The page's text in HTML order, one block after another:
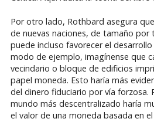
Por otro lado, Rothbard asegura
de nuevas naciones, de tamaño
puede incluso favorecer el
modo de ejemplo, imagínense que
vecindario o bloque de edificios
papel moneda. Esto haría más
del dinero fiduciario por vía forzosa.
mundo más descentralizado haría
el valor de una moneda basada en